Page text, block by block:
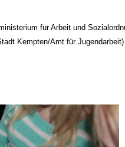
für Arbeit und
Kempten/Amt für Jugendarbeit)